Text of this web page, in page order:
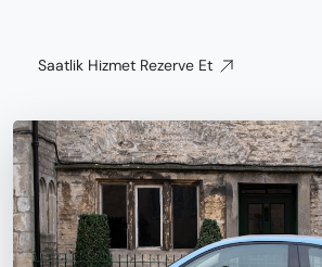
Saatlik Hizmet Rezerve Et